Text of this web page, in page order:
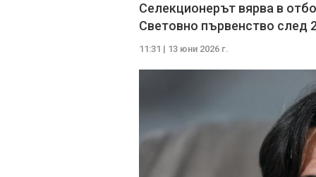
Селекционерът вярва в
Световно първенство след
11:31 | 13 юни 2026 г.